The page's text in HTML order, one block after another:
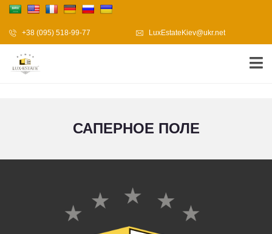
+38 (095) 518-99-77 LuxEstateKiev@ukr.net
САПЕРНОЕ ПОЛЕ